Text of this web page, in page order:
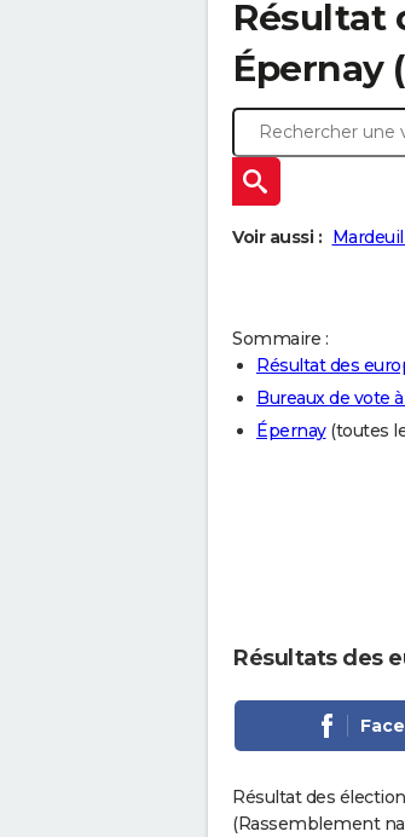
Résultat
Épernay
Voir aussi : Mardeuil
Sommaire :
Résultat des
Bureaux de vote
Épernay(toutes
Résultats des
Résultat des
(Rassemblement